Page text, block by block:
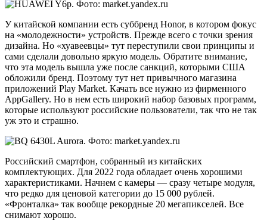
У китайской компании есть суббренд Honor, в котором фокус
на «молодежности» устройств. Прежде всего с точки зрения
дизайна. Но «хуавеевцы» тут переступили свои принципы и
сами сделали довольно яркую модель. Обратите внимание,
что эта модель вышла уже после санкций, которыми США
обложили бренд. Поэтому тут нет привычного магазина
приложений Play Market. Качать все нужно из фирменного
AppGallery. Но в нем есть широкий набор базовых программ,
которые используют российские пользователи, так что не так
уж это и страшно.
Российский смартфон, собранный из китайских
комплектующих. Для 2022 года обладает очень хорошими
характеристиками. Начнем с камеры — сразу четыре модуля,
что редко для ценовой категории до 15 000 рублей.
«Фронталка» так вообще рекордные 20 мегапикселей. Все
снимают хорошо.